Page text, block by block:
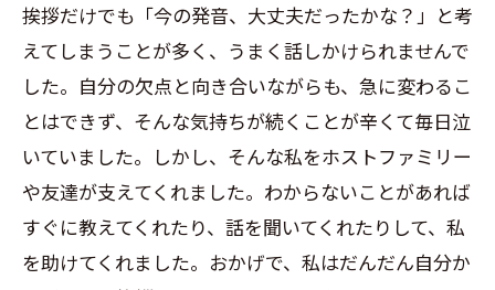
挨拶だけでも「今の発音、大丈夫だったかな？」と考
えてしまうことが多く、うまく話しかけられませんで
した。自分の欠点と向き合いながらも、急に変わるこ
とはできず、そんな気持ちが続くことが辛くて毎日泣
いていました。しかし、そんな私をホストファミリー
や友達が支えてくれました。わからないことがあれば
すぐに教えてくれたり、話を聞いてくれたりして、私
を助けてくれました。おかげで、私はだんだん自分か